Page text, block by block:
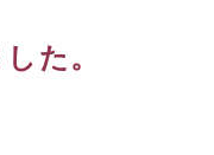
た。